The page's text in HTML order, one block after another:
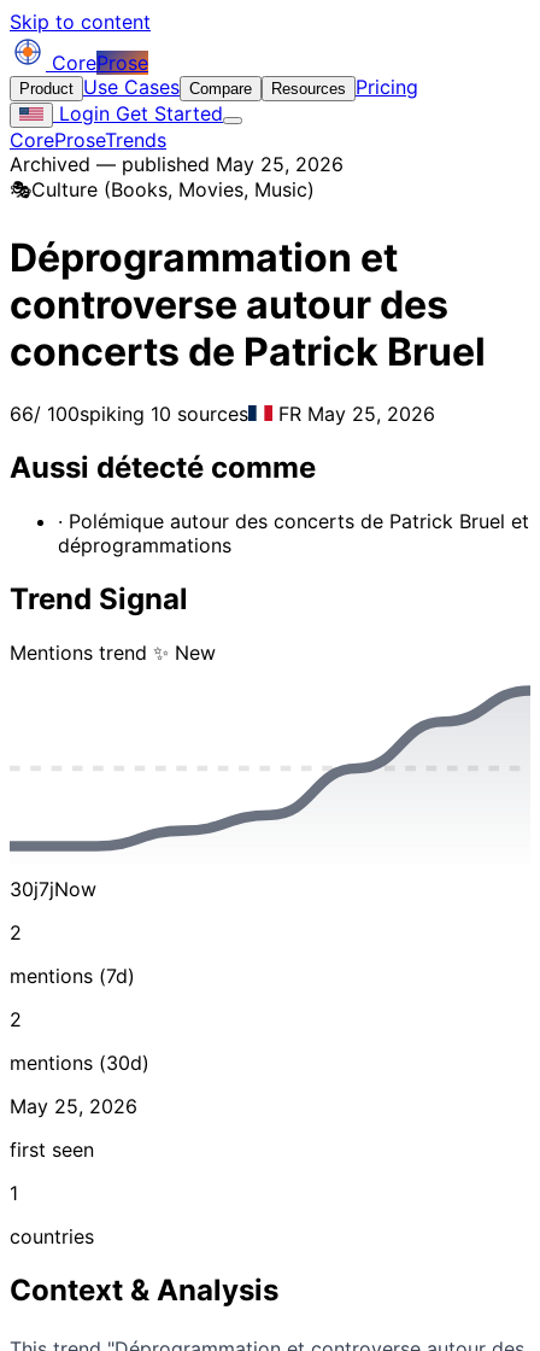
Skip to content
CoreProse
Product Use Cases Compare Resources
Pricing
Login Get Started
CoreProseTrends
Archived — published May 25, 2026
🎭Culture (Books, Movies, Music)
Déprogrammation et
controverse autour des
concerts de Patrick Bruel
66/ 100spiking 10 sources FR May 25, 2026
Aussi détecté comme
· Polémique autour des concerts de Patrick Bruel et
déprogrammations
Trend Signal
Mentions trend ✨ New
30j7jNow
2
mentions (7d)
2
mentions (30d)
May 25, 2026
first seen
1
countries
Context & Analysis